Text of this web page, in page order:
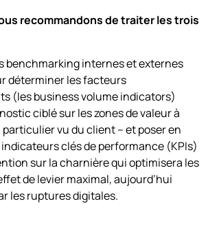
recommandons de traiter les trois
benchmarking internes et externes
déterminer les facteurs
(les business volume indicators)
ciblé sur les zones de valeur à
particulier vu du client – et poser en
clés de performance (KPIs)
sur la charnière qui optimisera les
de levier maximal, aujourd’hui
les ruptures digitales.